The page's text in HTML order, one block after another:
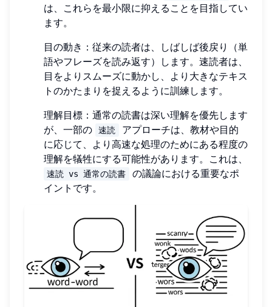
は、これらを最小限に抑えることを目指してい
ます。
目の動き：従来の読者は、しばしば後戻り（単
語やフレーズを読み返す）します。速読者は、
目をよりスムーズに動かし、より大きなテキス
トのかたまりを捉えるように訓練します。
理解目標：通常の読書は深い理解を優先します
が、一部の
速読
アプローチは、教材や目的
に応じて、より高速な処理のためにある程度の
理解を犠牲にする可能性があります。これは、
速読 vs 通常の読書
の議論における重要なポ
イントです。